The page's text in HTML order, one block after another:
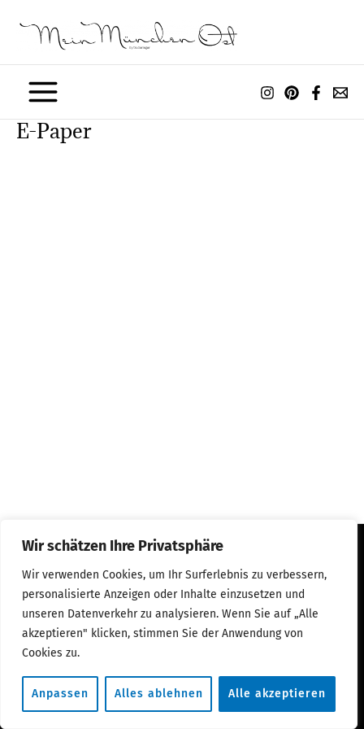
Wir schätzen Ihre Privatsphäre
Wir verwenden Cookies, um Ihr Surferlebnis zu verbessern,
personalisierte Anzeigen oder Inhalte einzusetzen und
unseren Datenverkehr zu analysieren. Wenn Sie auf „Alle
akzeptieren" klicken, stimmen Sie der Anwendung von
Cookies zu.
Anpassen Alles ablehnen Alle akzeptieren
Inhalt
E-Paper
Datenschutz
Impressum
E-Paper
Mediadaten
©TYPOGLYPH Publishing GmbH